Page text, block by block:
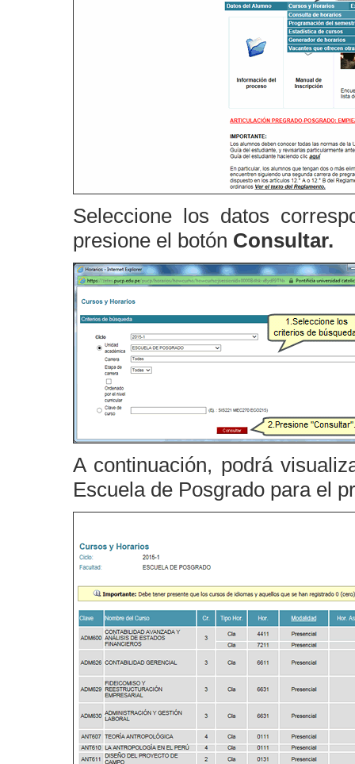
Seleccione los datos
presione el botón Consultar.
A continuación, podrá
Escuela de Posgrado para el